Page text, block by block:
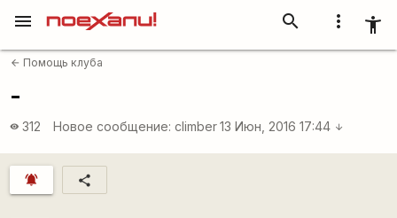
more_vert accessibility_new
search
menu
arrow_back Помощь клуба
-
visibility 312 Новое сообщение: climber 13 Июн, 2016 17:44 arrow_downward
notifications_active share